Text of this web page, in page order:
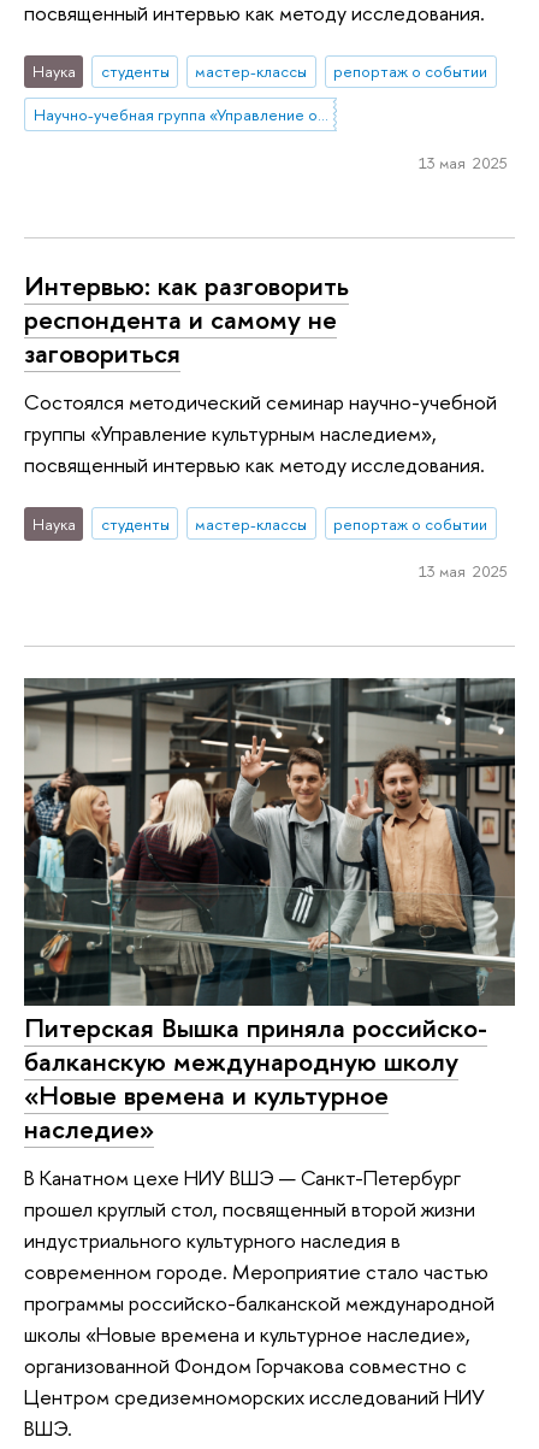
посвященный интервью как методу исследования.
Наука студенты мастер-классы
репортаж о событии
Научно-учебная группа «Управление объектами культурного наследия»
13 мая 2025
Интервью: как разговорить
респондента и самому не
заговориться
Состоялся методический семинар научно-учебной
группы «Управление культурным наследием»,
посвященный интервью как методу исследования.
Наука студенты мастер-классы репортаж о событии
13 мая 2025
Питерская Вышка приняла российско-
балканскую международную школу
«Новые времена и культурное
наследие»
В Канатном цехе НИУ ВШЭ — Санкт-Петербург
прошел круглый стол, посвященный второй жизни
индустриального культурного наследия в
современном городе. Мероприятие стало частью
программы российско-балканской международной
школы «Новые времена и культурное наследие»,
организованной Фондом Горчакова совместно с
Центром средиземноморских исследований НИУ
ВШЭ.